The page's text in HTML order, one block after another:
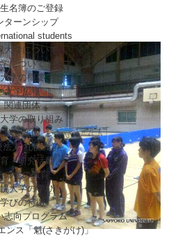
名簿のご登録
ターンシップ
students
大学について
についてトップ
大学の概要
大学広報
関連団体
学の取り組み
施設案内
法人 札幌大学
・研究活動
の他の教育
大学の学び
学びの特徴
志向プログラム
ンス「魁(さきがけ)」